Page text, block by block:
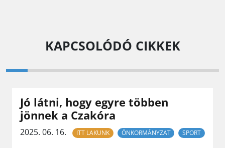
KAPCSOLÓDÓ CIKKEK
Jó látni, hogy egyre többen
jönnek a Czakóra
2025. 06. 16. ITT LAKUNK ÖNKORMÁNYZAT SPORT